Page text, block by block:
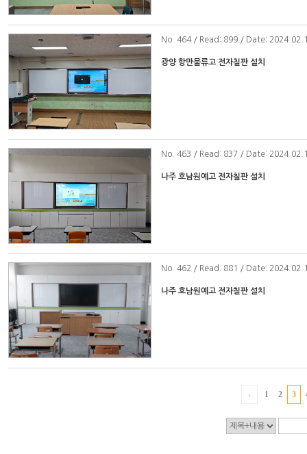
No . 464 / Read: 899 / Date:
광양 항만물류고 전자칠판 설치
No . 463 / Read: 837 / Date:
나주 호남원예고 전자칠판 설치
No . 462 / Read: 881 / Date:
나주 호남원예고 전자칠판 설치
‹ 1 2 3